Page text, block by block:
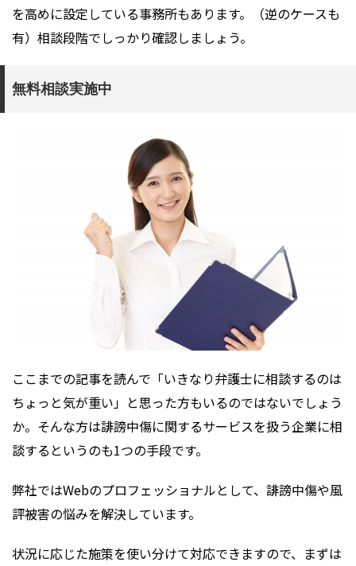
を高めに設定している事務所もあります。（逆のケースも
有）相談段階でしっかり確認しましょう。
無料相談実施中
ここまでの記事を読んで「いきなり弁護士に相談するのは
ちょっと気が重い」と思った方もいるのではないでしょう
か。そんな方は誹謗中傷に関するサービスを扱う企業に相
談するというのも1つの手段です。
弊社ではWebのプロフェッショナルとして、誹謗中傷や風
評被害の悩みを解決しています。
状況に応じた施策を使い分けて対応できますので、まずは